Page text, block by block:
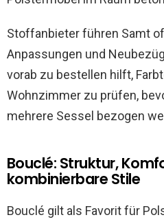
Stoffanbieter führen Samt
Anpassungen und
vorab zu bestellen hilft,
Wohnzimmer zu prüfen,
mehrere Sessel bezogen
Bouclé: Struktur,
kombinierbare Stile
Bouclé gilt als Favorit für